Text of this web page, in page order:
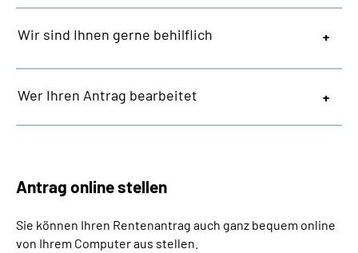
Wir sind Ihnen gerne behilflich
Wer Ihren Antrag bearbeitet
Antrag online stellen
Sie können Ihren Rentenantrag auch ganz bequem online
von Ihrem Computer aus stellen.